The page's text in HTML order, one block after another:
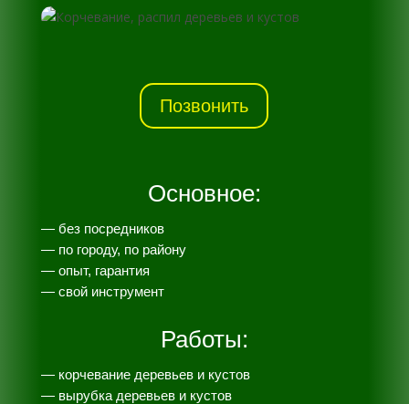
Позвонить
Основное:
— без посредников
— по городу, по району
— опыт, гарантия
— свой инструмент
Работы:
— корчевание деревьев и кустов
— вырубка деревьев и кустов